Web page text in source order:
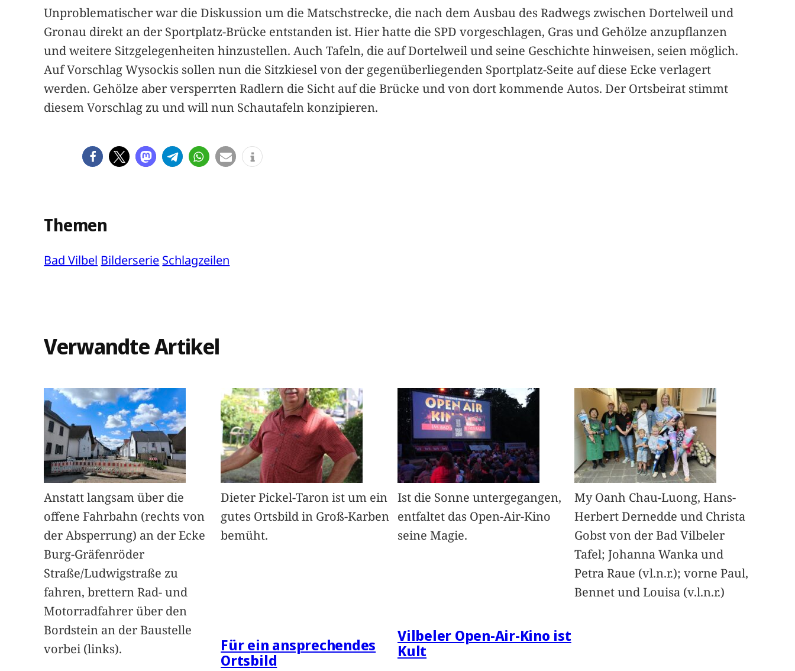
Unproblematischer war die Diskussion um die Matschstrecke, die nach dem Ausbau des Radwegs zwischen Dortelweil und
Gronau direkt an der Sportplatz-Brücke entstanden ist. Hier hatte die SPD vorgeschlagen, Gras und Gehölze anzupflanzen
und weitere Sitzgelegenheiten hinzustellen. Auch Tafeln, die auf Dortelweil und seine Geschichte hinweisen, seien möglich.
Auf Vorschlag Wysockis sollen nun die Sitzkiesel von der gegenüberliegenden Sportplatz-Seite auf diese Ecke verlagert
werden. Gehölze aber versperrten Radlern die Sicht auf die Brücke und von dort kommende Autos. Der Ortsbeirat stimmt
diesem Vorschlag zu und will nun Schautafeln konzipieren.
Themen
Bad Vilbel Bilderserie Schlagzeilen
Verwandte Artikel
Anstatt langsam über die
offene Fahrbahn (rechts von
der Absperrung) an der Ecke
Burg-Gräfenröder
Straße/Ludwigstraße zu
fahren, brettern Rad- und
Motorradfahrer über den
Bordstein an der Baustelle
vorbei (links).
Dieter Pickel-Taron ist um ein
gutes Ortsbild in Groß-Karben
bemüht.
Für ein ansprechendes
Ortsbild
Ist die Sonne untergegangen,
entfaltet das Open-Air-Kino
seine Magie.
Vilbeler Open-Air-Kino ist
Kult
My Oanh Chau-Luong, Hans-
Herbert Dernedde und Christa
Gobst von der Bad Vilbeler
Tafel; Johanna Wanka und
Petra Raue (vl.n.r.); vorne Paul,
Bennet und Louisa (v.l.n.r.)